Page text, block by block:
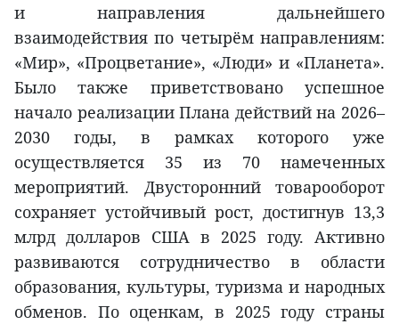
и направления дальнейшего
взаимодействия по четырём направлениям:
«Мир», «Процветание», «Люди» и «Планета».
Было также приветствовано успешное
начало реализации Плана действий на 2026–
2030 годы, в рамках которого уже
осуществляется 35 из 70 намеченных
мероприятий. Двусторонний товарооборот
сохраняет устойчивый рост, достигнув 13,3
млрд долларов США в 2025 году. Активно
развиваются сотрудничество в области
образования, культуры, туризма и народных
обменов. По оценкам, в 2025 году страны